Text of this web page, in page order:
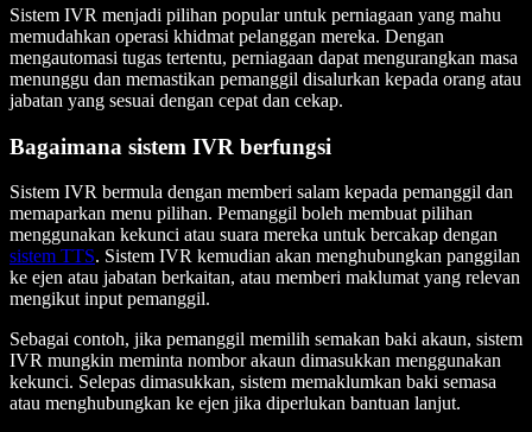
Sistem IVR menjadi pilihan popular untuk perniagaan yang mahu
memudahkan operasi khidmat pelanggan mereka. Dengan
mengautomasi tugas tertentu, perniagaan dapat mengurangkan masa
menunggu dan memastikan pemanggil disalurkan kepada orang atau
jabatan yang sesuai dengan cepat dan cekap.
Bagaimana sistem IVR berfungsi
Sistem IVR bermula dengan memberi salam kepada pemanggil dan
memaparkan menu pilihan. Pemanggil boleh membuat pilihan
menggunakan kekunci atau suara mereka untuk bercakap dengan
sistem TTS. Sistem IVR kemudian akan menghubungkan panggilan
ke ejen atau jabatan berkaitan, atau memberi maklumat yang relevan
mengikut input pemanggil.
Sebagai contoh, jika pemanggil memilih semakan baki akaun, sistem
IVR mungkin meminta nombor akaun dimasukkan menggunakan
kekunci. Selepas dimasukkan, sistem memaklumkan baki semasa
atau menghubungkan ke ejen jika diperlukan bantuan lanjut.